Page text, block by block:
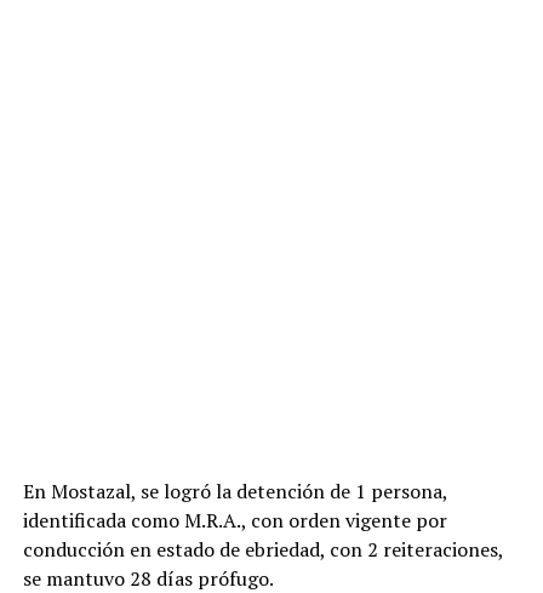
En Mostazal, se logró la detención de 1 persona,
identificada como M.R.A., con orden vigente por
conducción en estado de ebriedad, con 2 reiteraciones,
se mantuvo 28 días prófugo.